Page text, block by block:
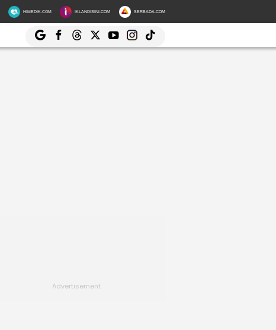
HIMEDIK.COM IKLANDISINI.COM SERBADA.COM